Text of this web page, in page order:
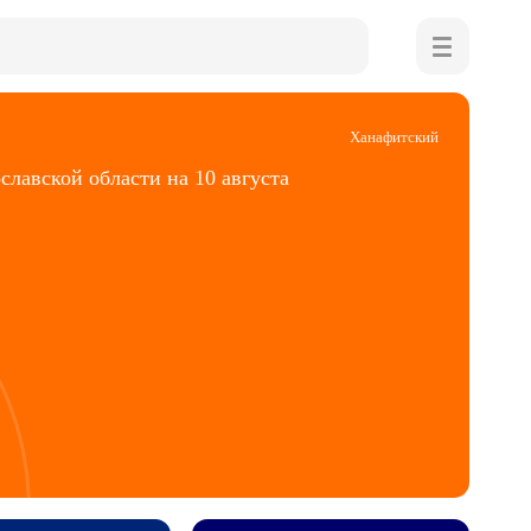
Ханафитский
области на 10 августа